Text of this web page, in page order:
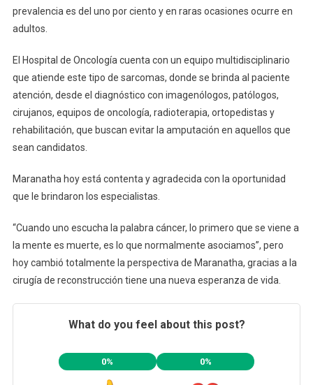
prevalencia es del uno por ciento y en raras ocasiones ocurre en
adultos.
El Hospital de Oncología cuenta con un equipo multidisciplinario
que atiende este tipo de sarcomas, donde se brinda al paciente
atención, desde el diagnóstico con imagenólogos, patólogos,
cirujanos, equipos de oncología, radioterapia, ortopedistas y
rehabilitación, que buscan evitar la amputación en aquellos que
sean candidatos.
Maranatha hoy está contenta y agradecida con la oportunidad
que le brindaron los especialistas.
“Cuando uno escucha la palabra cáncer, lo primero que se viene a
la mente es muerte, es lo que normalmente asociamos”, pero
hoy cambió totalmente la perspectiva de Maranatha, gracias a la
cirugía de reconstrucción tiene una nueva esperanza de vida.
What do you feel about this post?
0% 0%